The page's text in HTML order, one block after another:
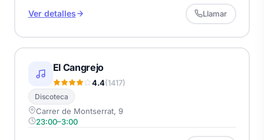
Ver detalles Llamar
El Cangrejo
4.4(1417)
Discoteca
Carrer de Montserrat, 9
23:00–3:00